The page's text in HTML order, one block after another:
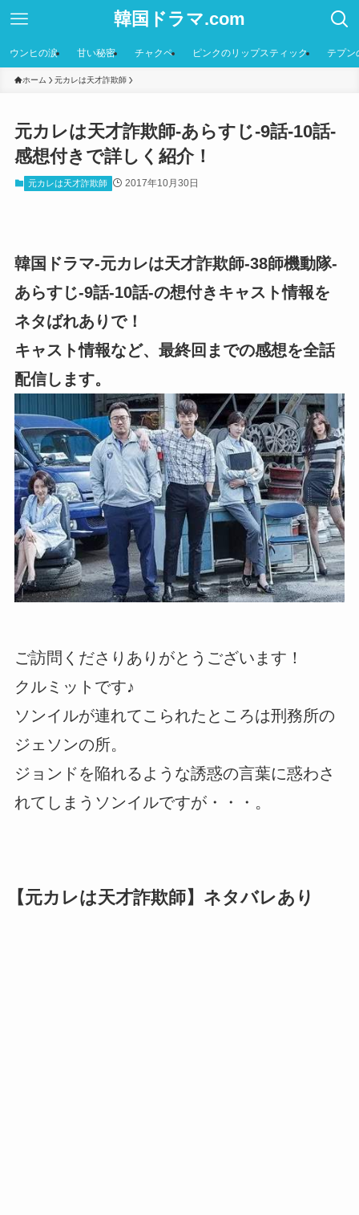
韓国ドラマ.com
ウンヒの涙 甘い秘密 チャクペ ピンクのリップスティック テプン
ホーム 元カレは天才詐欺師
元カレは天才詐欺師-あらすじ-9話-10話-
感想付きで詳しく紹介！
元カレは天才詐欺師 2017年10月30日
韓国ドラマ-元カレは天才詐欺師-38師機動隊-
あらすじ-9話-10話-の想付きキャスト情報を
ネタばれありで！
キャスト情報など、最終回までの感想を全話
配信します。
ご訪問くださりありがとうございます！
クルミットです♪
ソンイルが連れてこられたところは刑務所の
ジェソンの所。
ジョンドを陥れるような誘惑の言葉に惑わさ
れてしまうソンイルですが・・・。
【元カレは天才詐欺師】ネタバレあり